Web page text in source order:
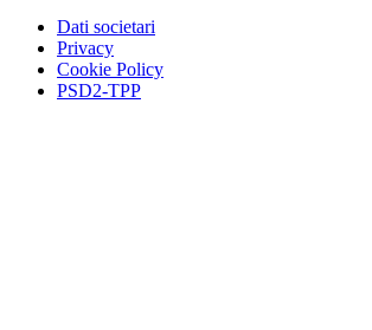
Dati societari
Privacy
Cookie Policy
PSD2-TPP